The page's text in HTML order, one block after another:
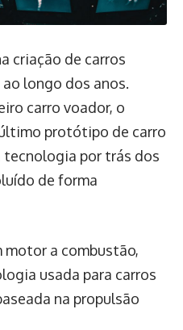
criação de carros
longo dos anos.
carro voador, o
último protótipo de carro
tecnologia por trás dos
de forma
motor a combustão,
usada para carros
na propulsão